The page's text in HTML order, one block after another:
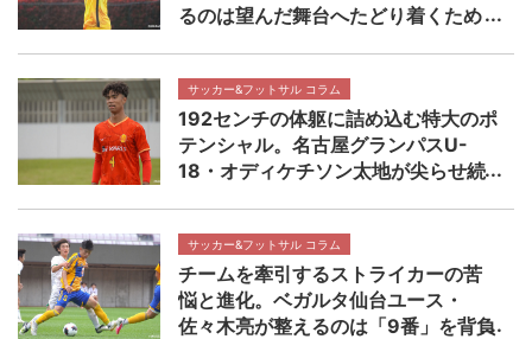
るのは望んだ舞台へたどり着くため
サッカー&フットサル コラム
192センチの体躯に詰め込む特大のポ
テンシャル。名古屋グランパスU-
18・オディケチソン太地が尖らせ続
サッカー&フットサル コラム
チームを牽引するストライカーの苦
悩と進化。ベガルタ仙台ユース・
佐々木亮が整えるのは「9番」を背負